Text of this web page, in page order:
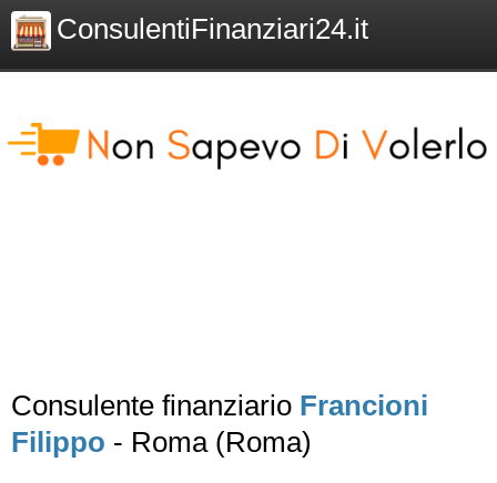
ConsulentiFinanziari24.it
Consulente finanziario Francioni
Filippo - Roma (Roma)